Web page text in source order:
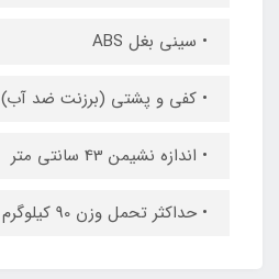
• سینی بغل ABS
• کفی و پشتی (برزنت ضد آب)
• اندازه نشیمن 43 سانتی متر
• حداکثر تحمل وزن 90 کیلوگرم